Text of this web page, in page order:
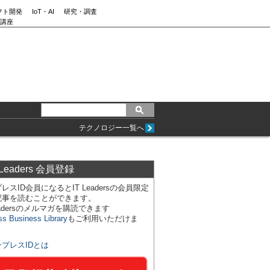
ト開発 IoT・AI
研究・調査
座
テクノロジー一覧へ
会員登録
スID会員になるとIT Leadersの会員限定
を読むことができます。
のメルマガを購読できます
Business Libraryもご利用いただけま
プレスIDとは